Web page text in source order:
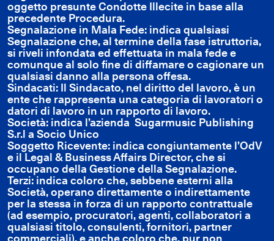
oggetto presunte Condotte Illecite in base alla
precedente Procedura.
Segnalazione in Mala Fede: indica qualsiasi
Segnalazione che, al termine della fase istruttoria,
si riveli infondata ed effettuata in mala fede e
comunque al solo fine di diffamare o cagionare un
qualsiasi danno alla persona offesa.
Sindacati: Il Sindacato, nel diritto del lavoro, è un
ente che rappresenta una categoria di lavoratori o
datori di lavoro in un rapporto di lavoro.
Società: indica l’azienda Sugarmusic Publishing
S.r.l a Socio Unico
Soggetto Ricevente: indica congiuntamente l’OdV
e il Legal & Business Affairs Director, che si
occupano della Gestione della Segnalazione.
Terzi: indica coloro che, sebbene esterni alla
Società, operano direttamente o indirettamente
per la stessa in forza di un rapporto contrattuale
(ad esempio, procuratori, agenti, collaboratori a
qualsiasi titolo, consulenti, fornitori, partner
commerciali), e anche coloro che, pur non